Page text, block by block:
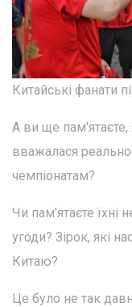
Китайські фанати
А ви ще пам'ятаєте,
вважалася
чемпіонатам?
Чи пам’ятаєте їхні
угоди? Зірок, які
Китаю?
Це було не так